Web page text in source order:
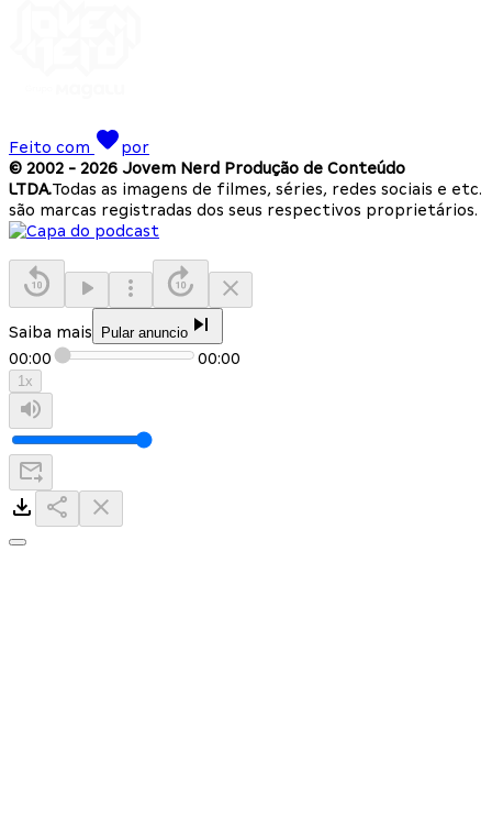
Feito com
por
© 2002 - 2026 Jovem Nerd Produção de Conteúdo
LTDA.Todas as imagens de filmes, séries, redes sociais e etc.
são marcas registradas dos seus respectivos proprietários.
Saiba mais Pular anuncio
00:00 00:00
1x